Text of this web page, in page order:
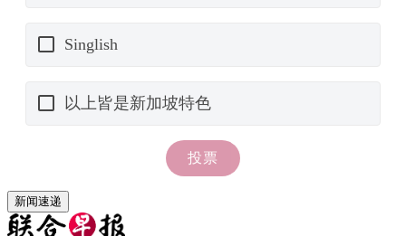
新闻速递